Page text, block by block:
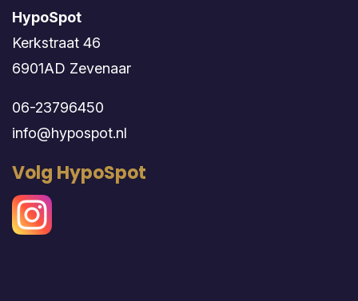
HypoSpot
Kerkstraat 46
6901AD Zevenaar
06-23796450
info@hypospot.nl
Volg HypoSpot